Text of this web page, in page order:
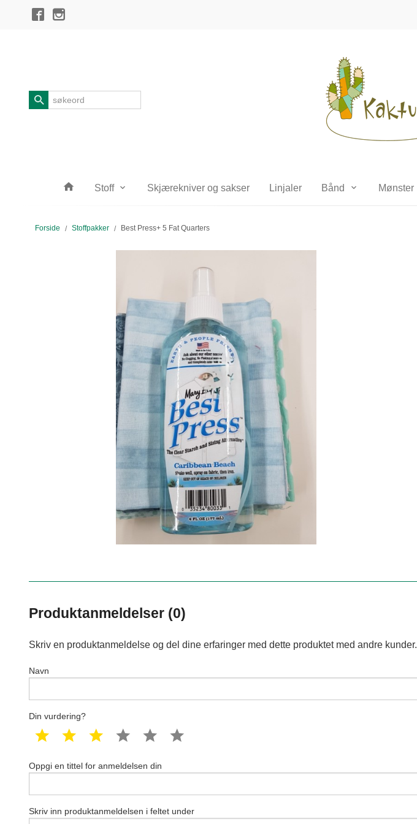
Produkter
Stoff Skjærekniver og sakser Linjaler Bånd Mønster
Forside Stoffpakker Best Press+ 5 Fat Quarters
Produktanmeldelser (0)
Skriv en produktanmeldelse og del dine erfaringer med dette produktet med andre kunder.
Navn
Din vurdering?
1 star 2 star 3 star 4 star 5 star
Oppgi en tittel for anmeldelsen din
Skriv inn produktanmeldelsen i feltet under